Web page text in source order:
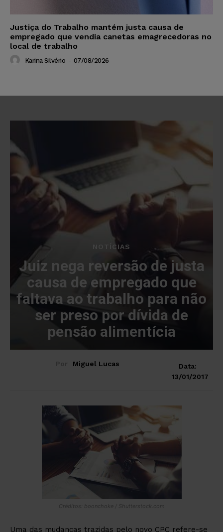
Justiça do Trabalho mantém justa causa de
empregado que vendia canetas emagrecedoras no
local de trabalho
Karina Silvério - 07/08/2026